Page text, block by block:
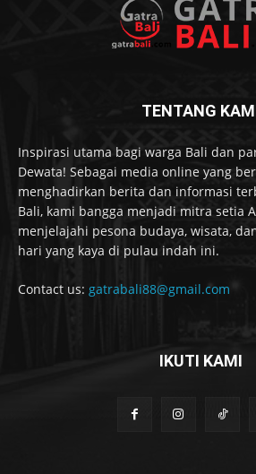
TENTANG
Inspirasi utama bagi warga Bali dan
Dewata! Sebagai media online yang
menghadirkan berita dan informasi
Bali, kami bangga menjadi mitra setia
menjelajahi pesona budaya, wisata,
hari yang kaya di pulau indah ini.
Contact us: gatrabali88@gmail.com
IKUTI KAMI